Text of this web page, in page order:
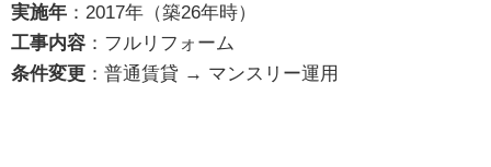
実施年 ：2017年（築26年時）
工事内容 ：フルリフォーム
条件変更 ：普通賃貸 → マンスリー運用